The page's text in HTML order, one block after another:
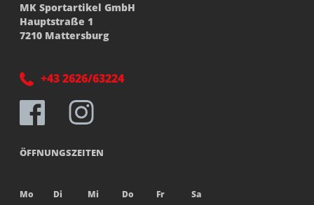
MK Sportartikel GmbH
Hauptstraße 1
7210 Mattersburg
+43 2626/63224
ÖFFNUNGSZEITEN
Mo Di Mi Do Fr
Sa